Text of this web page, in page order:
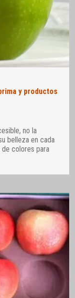
y productos
no la
belleza en cada
de colores para